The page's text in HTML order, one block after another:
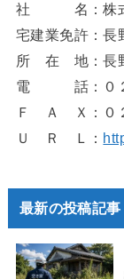
社 名：株式
宅建業免許：長
所 在 地：長野
電 話：０２
Ｆ Ａ Ｘ：０
Ｕ Ｒ Ｌ：
最新の投稿記事